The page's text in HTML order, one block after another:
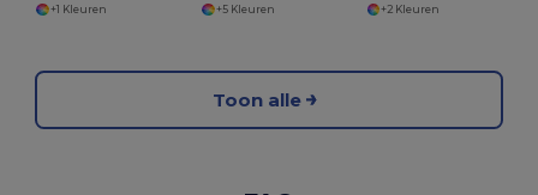
+1 Kleuren
+5 Kleuren
+2 Kleuren
Toon alle